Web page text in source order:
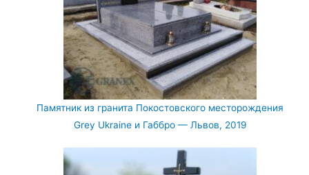
Памятник из гранита Покостовского месторождения
Grey Ukraine и Габбро — Львов, 2019